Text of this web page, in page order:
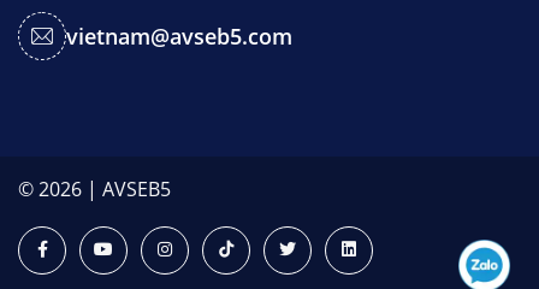
vietnam@avseb5.com
© 2026 | AVSEB5